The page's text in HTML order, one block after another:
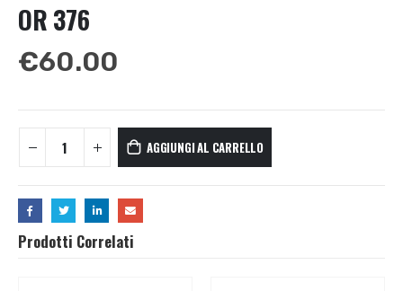
OR 376
€60.00
AGGIUNGI AL CARRELLO
Prodotti Correlati